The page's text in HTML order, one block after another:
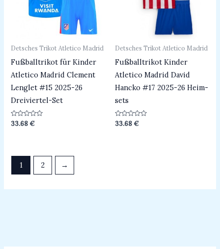
Detsches Trikot Atletico Madrid
Fußballtrikot für Kinder
Atletico Madrid Clement
Lenglet #15 2025-26
Dreiviertel-Set
Bewertet
mit
33.68€
Detsches Trikot Atletico Madrid
Fußballtrikot Kinder
Atletico Madrid David
Hancko #17 2025-26 Heim-
sets
Bewertet
mit
33.68€
1 2 →